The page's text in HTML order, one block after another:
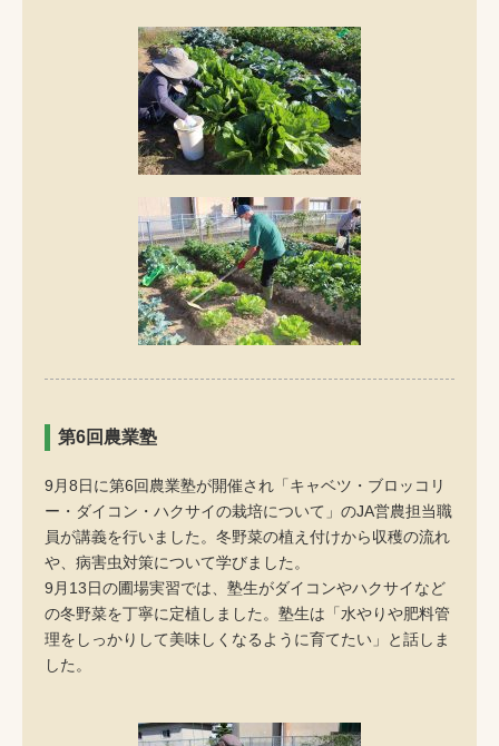
第6回農業塾
9月8日に第6回農業塾が開催され「キャベツ・ブロッコリ
ー・ダイコン・ハクサイの栽培について」のJA営農担当職
員が講義を行いました。冬野菜の植え付けから収穫の流れ
や、病害虫対策について学びました。
9月13日の圃場実習では、塾生がダイコンやハクサイなど
の冬野菜を丁寧に定植しました。塾生は「水やりや肥料管
理をしっかりして美味しくなるように育てたい」と話しま
した。